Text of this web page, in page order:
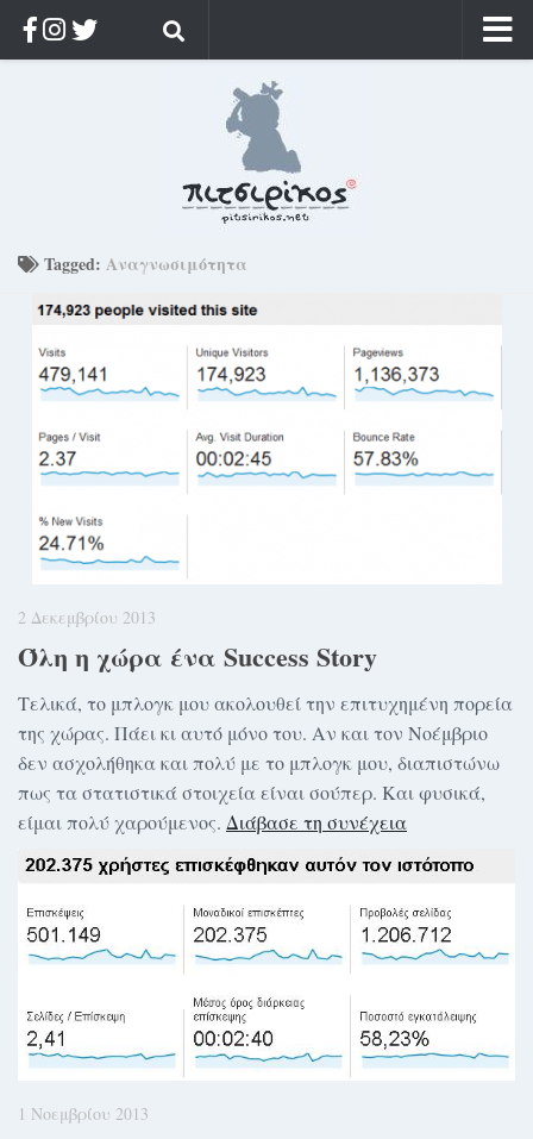
Ρίζα & Διάρκεια
Γίνετε συνδρομητής
Log in
Tagged: Αναγνωσιμότητα
2 Δεκεμβρίου 2013
Όλη η χώρα ένα Success Story
Τελικά, το μπλογκ μου ακολουθεί την επιτυχημένη πορεία
της χώρας. Πάει κι αυτό μόνο του. Αν και τον Νοέμβριο
δεν ασχολήθηκα και πολύ με το μπλογκ μου, διαπιστώνω
πως τα στατιστικά στοιχεία είναι σούπερ. Και φυσικά,
είμαι πολύ χαρούμενος. Διάβασε τη συνέχεια
1 Νοεμβρίου 2013